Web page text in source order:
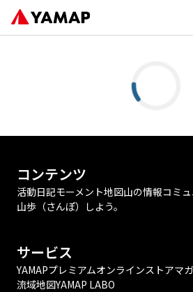
コンテンツ
活動日記モーメント地図山の情報コミ
山歩（さんぽ）しよう。
サービス
YAMAPプレミアムオンラインストアマ
流域地図YAMAP LABO